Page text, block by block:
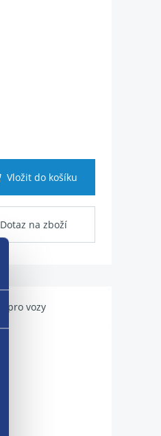
Vložit do košíku
Dotaz na zboží
pro vozy